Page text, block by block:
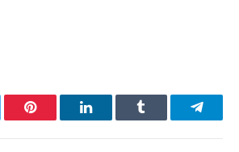
Pinterest LinkedInTumblr